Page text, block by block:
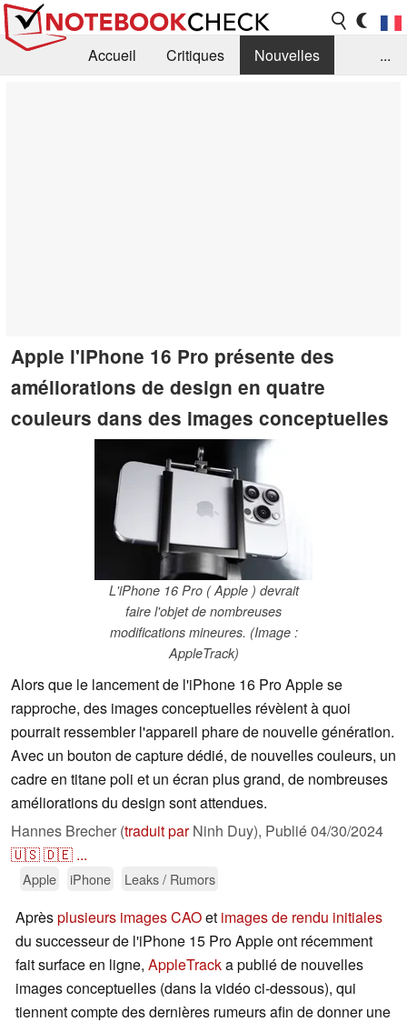
Accueil Critiques
Nouvelles
...
Apple l'iPhone 16 Pro présente des
améliorations de design en quatre
couleurs dans des images conceptuelles
L'iPhone 16 Pro ( Apple ) devrait
faire l'objet de nombreuses
modifications mineures. (Image :
AppleTrack)
Alors que le lancement de l'iPhone 16 Pro Apple se
rapproche, des images conceptuelles révèlent à quoi
pourrait ressembler l'appareil phare de nouvelle génération.
Avec un bouton de capture dédié, de nouvelles couleurs, un
cadre en titane poli et un écran plus grand, de nombreuses
améliorations du design sont attendues.
Hannes Brecher (traduit parNinh Duy), Publié04/30/2024
🇺🇸🇩🇪 ...
Apple iPhone Leaks / Rumors
Aprèsplusieurs images CAOet images de rendu initiales
du successeur de l'iPhone 15 Pro Apple ont récemment
fait surface en ligne, AppleTracka publié de nouvelles
images conceptuelles (dans la vidéo ci-dessous), qui
tiennent compte des dernières rumeurs afin de donner une